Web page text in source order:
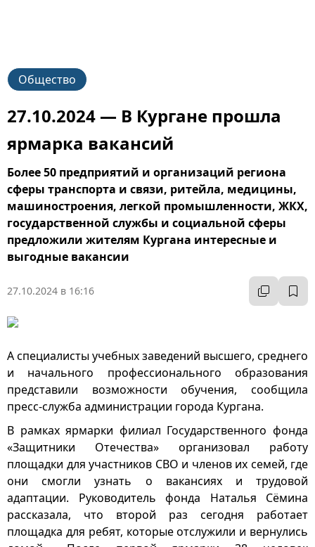
Общество
27.10.2024 — В Кургане прошла
ярмарка вакансий
Более 50 предприятий и организаций региона
сферы транспорта и связи, ритейла, медицины,
машиностроения, легкой промышленности, ЖКХ,
государственной службы и социальной сферы
предложили жителям Кургана интересные и
выгодные вакансии
27.10.2024 в 16:16
А специалисты учебных заведений высшего, среднего
и начального профессионального образования
представили возможности обучения, сообщила
пресс-служба администрации города Кургана.
В рамках ярмарки филиал Государственного фонда
«Защитники Отечества» организовал работу
площадки для участников СВО и членов их семей, где
они смогли узнать о вакансиях и трудовой
адаптации. Руководитель фонда Наталья Сёмина
рассказала, что второй раз сегодня работает
площадка для ребят, которые отслужили и вернулись